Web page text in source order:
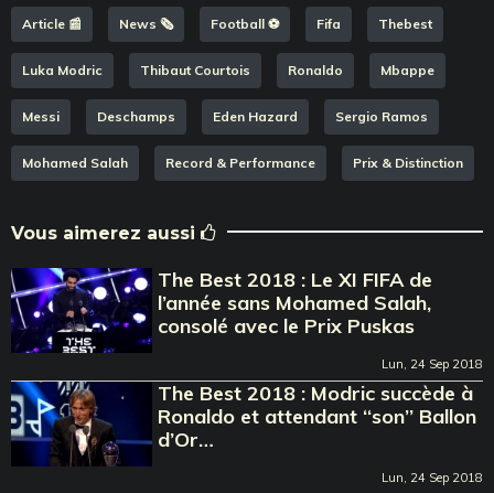
Article 📰 News 🗞️ Football ⚽️ Fifa Thebest
Luka Modric Thibaut Courtois Ronaldo Mbappe
Messi Deschamps Eden Hazard Sergio Ramos
Mohamed Salah Record & Performance Prix & Distinction
Vous aimerez aussi
The Best 2018 : Le XI FIFA de
l’année sans Mohamed Salah,
consolé avec le Prix Puskas
Lun, 24 Sep 2018
The Best 2018 : Modric succède à
Ronaldo et attendant ‘‘son’’ Ballon
d’Or…
Lun, 24 Sep 2018